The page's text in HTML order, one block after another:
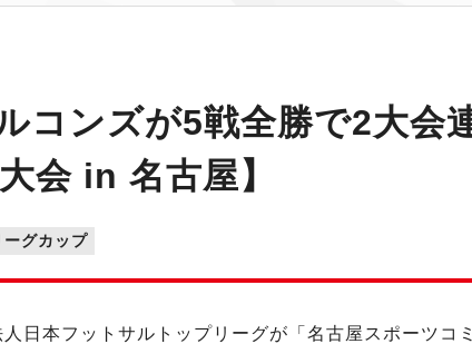
コンズが5戦全勝で2大会
会 in 名古屋】
ーグカップ
日本フットサルトップリーグが「名古屋スポーツコ